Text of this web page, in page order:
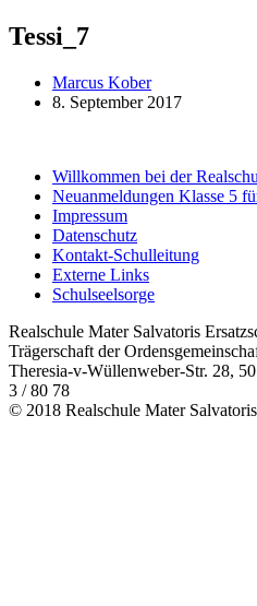
Tessi_7
Marcus Kober
8. September 2017
Willkommen bei der
Neuanmeldungen Klasse 5
Impressum
Datenschutz
Kontakt-Schulleitung
Externe Links
Schulseelsorge
Realschule Mater Salvatoris
Trägerschaft der
Theresia-v-Wüllenweber-Str. 28,
3 / 80 78
© 2018 Realschule Mater Salvatoris